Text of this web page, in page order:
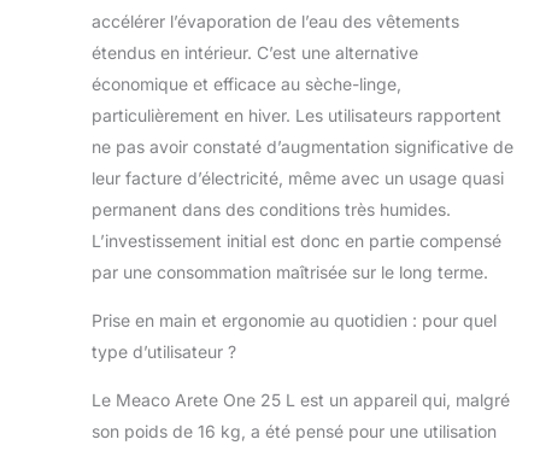
accélérer l’évaporation de l’eau des vêtements
étendus en intérieur. C’est une alternative
économique et efficace au sèche-linge,
particulièrement en hiver. Les utilisateurs rapportent
ne pas avoir constaté d’augmentation significative de
leur facture d’électricité, même avec un usage quasi
permanent dans des conditions très humides.
L’investissement initial est donc en partie compensé
par une consommation maîtrisée sur le long terme.
Prise en main et ergonomie au quotidien : pour quel
type d’utilisateur ?
Le Meaco Arete One 25 L est un appareil qui, malgré
son poids de 16 kg, a été pensé pour une utilisation